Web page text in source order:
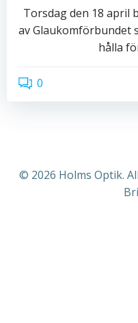
Torsdag den 18 april
av Glaukomförbundet
hålla
0
© 2026 Holms Optik.